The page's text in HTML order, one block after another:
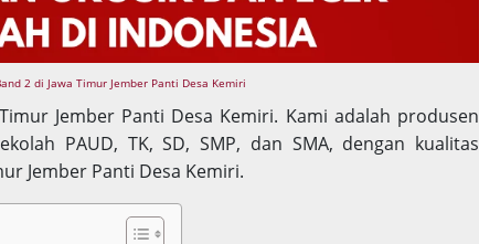
2 di Jawa Timur Jember Panti Desa Kemiri
Jember Panti Desa Kemiri. Kami adalah produsen
PAUD, TK, SD, SMP, dan SMA, dengan kualitas
Jember Panti Desa Kemiri.